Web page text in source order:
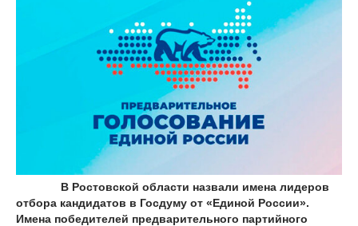
В Ростовской области назвали имена лидеров
отбора кандидатов в Госдуму от «Единой России».
Имена победителей предварительного партийного